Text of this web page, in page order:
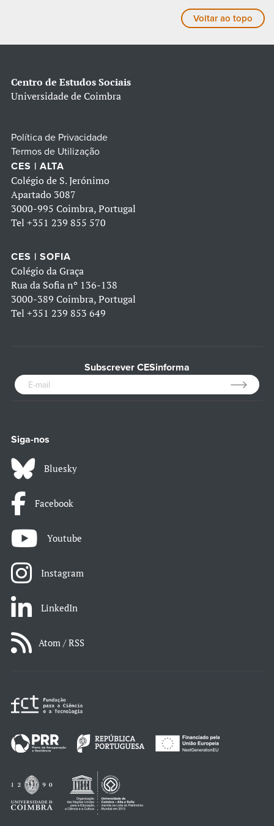
Voltar ao topo
Centro de Estudos Sociais
Universidade de Coimbra
Política de Privacidade
Termos de Utilização
CES | ALTA
Colégio de S. Jerónimo
Apartado 3087
3000-995 Coimbra, Portugal
Tel +351 239 855 570
CES | SOFIA
Colégio da Graça
Rua da Sofia nº 136-138
3000-389 Coimbra, Portugal
Tel +351 239 853 649
Subscrever CESinforma
Siga-nos
Bluesky
Facebook
Youtube
Instagram
LinkedIn
Atom / RSS